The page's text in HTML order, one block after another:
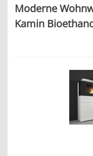
Moderne
Kamin